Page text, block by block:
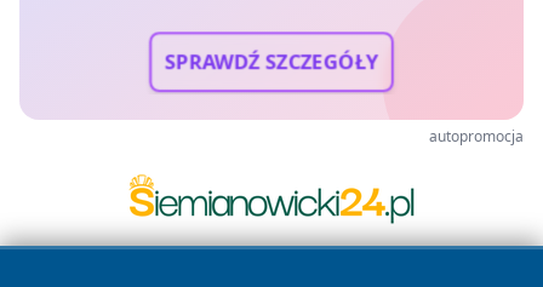
SPRAWDŹ SZCZEGÓŁY
autopromocja